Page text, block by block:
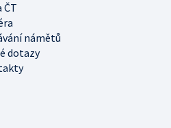
ČT
námětů
dotazy